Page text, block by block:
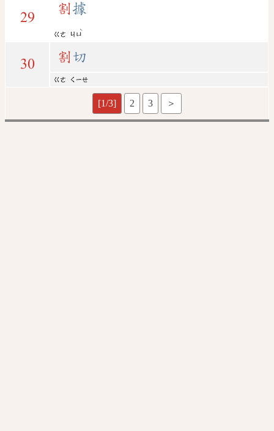
29
割據
ㄍㄜ ㄐㄩ
ˋ
30 割 切
ㄍㄜ ㄑㄧㄝ
[1/3] 2 3 ＞